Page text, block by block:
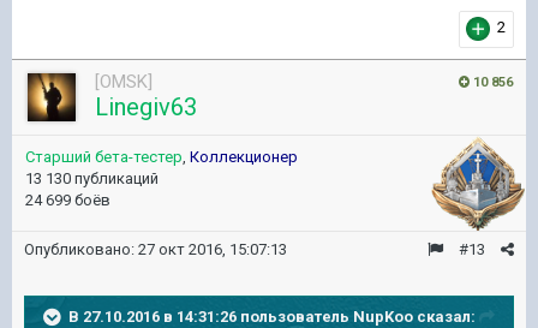
2
10 856
[OMSK]
Linegiv63
Старший бета-тестер Коллекционер
13 130 публикаций
24 699 боёв
#13
Опубликовано: 27 окт 2016, 15:07:13
В 27.10.2016 в 14:31:26 пользователь NupKoo сказал: